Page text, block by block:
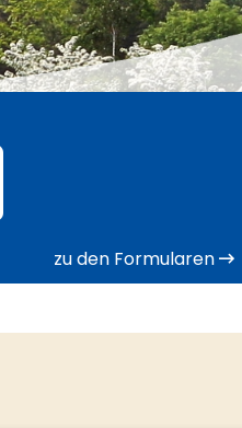
zu den Formularen